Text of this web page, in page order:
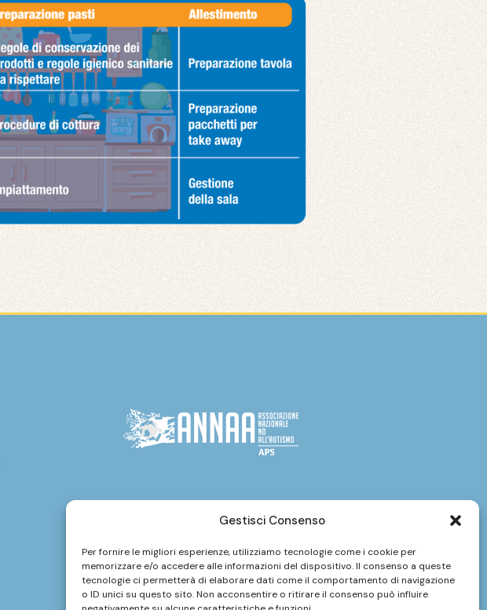
Gestisci Consenso
Per fornire le migliori esperienze, utilizziamo tecnologie come i cookie per
memorizzare e/o accedere alle informazioni del dispositivo. Il consenso a queste
tecnologie ci permetterà di elaborare dati come il comportamento di navigazione
o ID unici su questo sito. Non acconsentire o ritirare il consenso può influire